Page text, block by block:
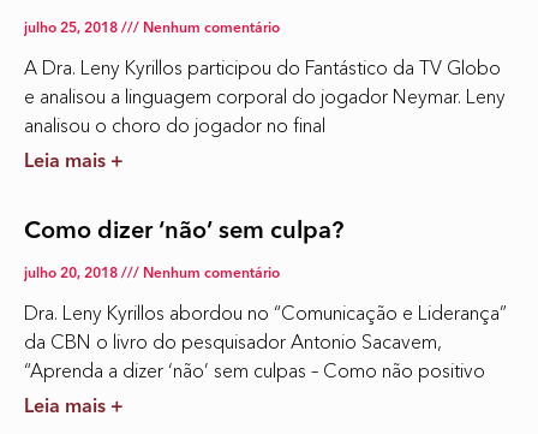
julho 25, 2018 Nenhum comentário
A Dra. Leny Kyrillos participou do Fantástico da TV Globo
e analisou a linguagem corporal do jogador Neymar. Leny
analisou o choro do jogador no final
Leia mais +
Como dizer ‘não’ sem culpa?
julho 20, 2018 Nenhum comentário
Dra. Leny Kyrillos abordou no “Comunicação e Liderança”
da CBN o livro do pesquisador Antonio Sacavem,
“Aprenda a dizer ‘não’ sem culpas – Como não positivo
Leia mais +